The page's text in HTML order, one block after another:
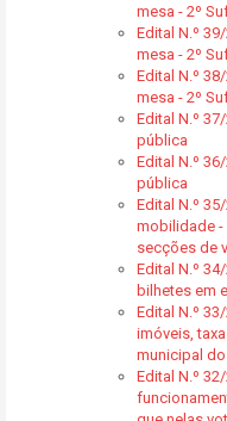
mesa - 2º
Edital N.º
mesa - 2º
Edital N.º
mesa - 2º
Edital N.º
pública
Edital N.º
pública
Edital N.º
mobilidade -
secções de
Edital N.º
bilhetes em
Edital N.º
imóveis,
municipal
Edital N.º